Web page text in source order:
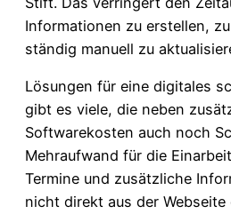
Informationen zu erstellen,
ständig manuell zu
Lösungen für eine digitales
gibt es viele, die neben
Softwarekosten auch noch
Mehraufwand für die
Termine und zusätzliche
nicht direkt aus der Webseite